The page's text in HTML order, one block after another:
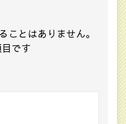
ことはありません。
です